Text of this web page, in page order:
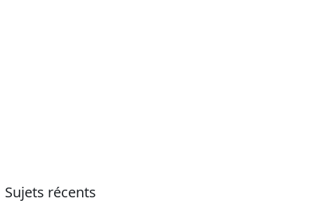
Sujets récents